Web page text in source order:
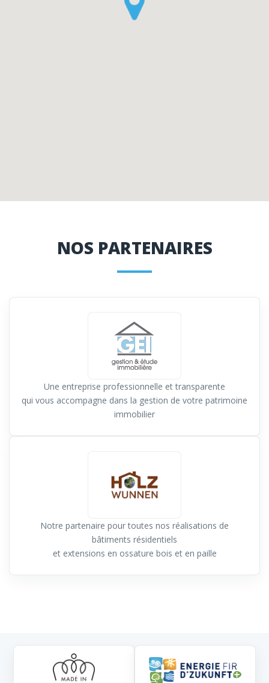
NOS PARTENAIRES
Une entreprise professionnelle et transparente
qui vous accompagne dans la gestion de votre patrimoine
immobilier
Notre partenaire pour toutes nos réalisations de
bâtiments résidentiels
et extensions en ossature bois et en paille